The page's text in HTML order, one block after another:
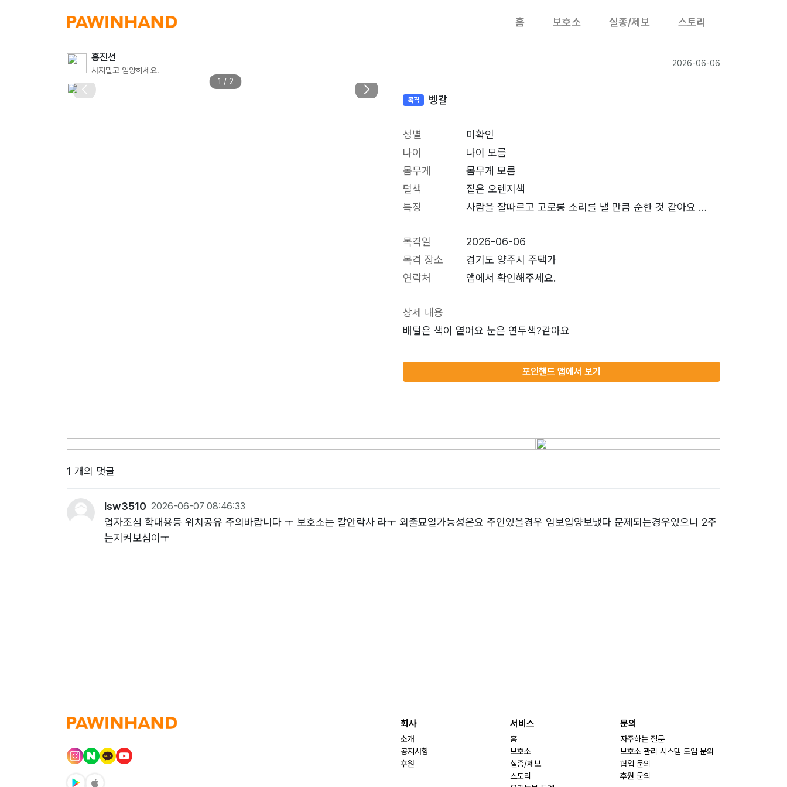
홈 보호소 실종/제보 스토리
홍진선
사지말고 입양하세요.
2026-06-06
1 / 2
목격 벵갈
성별
미확인
나이
나이 모름
몸무게
몸무게 모름
털색
짙은 오렌지색
특징
사람을 잘따르고 고로롱 소리를 낼 만큼 순한 것 같아요 …
목격일
2026-06-06
목격 장소
경기도 양주시 주택가
연락처
앱에서 확인해주세요.
상세 내용
배털은 색이 옅어요 눈은 연두색?같아요
포인핸드 앱에서 보기
1 개의 댓글
lsw3510 2026-06-07 08:46:33
업자조심 학대용등 위치공유 주의바랍니다 ㅜ 보호소는 칼안락사 라ㅜ 외출묘일가능성은요 주인있을경우 임보입양보냈다 문제되는경우있으니 2주
는지켜보심이ㅜ
회사
소개
공지사항
후원
서비스
홈
보호소
실종/제보
스토리
문의
자주하는 질문
보호소 관리 시스템 도입 문의
협업 문의
후원 문의